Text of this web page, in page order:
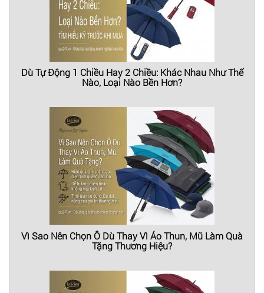
Dù Tự Động 1 Chiều Hay 2 Chiều: Khác Nhau Như Thế
Nào, Loại Nào Bền Hơn?
Vì Sao Nên Chọn Ô Dù Thay Vì Áo Thun, Mũ Làm Quà
Tặng Thương Hiệu?